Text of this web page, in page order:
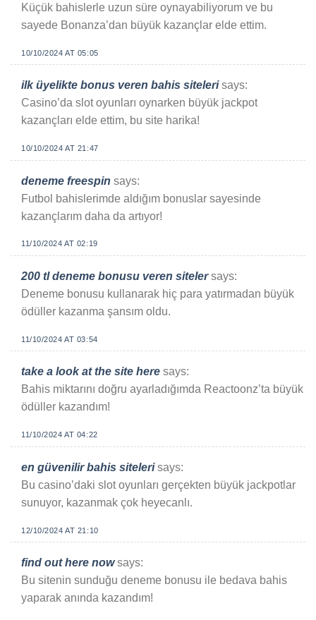
Küçük bahislerle uzun süre oynayabiliyorum ve bu
sayede Bonanza’dan büyük kazançlar elde ettim.
10/10/2024 AT 05:05
ilk üyelikte bonus veren bahis siteleri says:
Casino’da slot oyunları oynarken büyük jackpot
kazançları elde ettim, bu site harika!
10/10/2024 AT 21:47
deneme freespin says:
Futbol bahislerimde aldığım bonuslar sayesinde
kazançlarım daha da artıyor!
11/10/2024 AT 02:19
200 tl deneme bonusu veren siteler says:
Deneme bonusu kullanarak hiç para yatırmadan büyük
ödüller kazanma şansım oldu.
11/10/2024 AT 03:54
take a look at the site here says:
Bahis miktarını doğru ayarladığımda Reactoonz’ta büyük
ödüller kazandım!
11/10/2024 AT 04:22
en güvenilir bahis siteleri says:
Bu casino’daki slot oyunları gerçekten büyük jackpotlar
sunuyor, kazanmak çok heyecanlı.
12/10/2024 AT 21:10
find out here now says:
Bu sitenin sunduğu deneme bonusu ile bedava bahis
yaparak anında kazandım!